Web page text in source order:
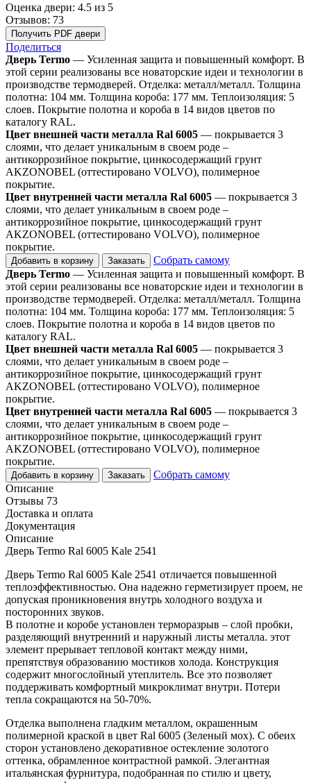
Оценка двери: 4.5 из 5
Отзывов: 73
Получить PDF двери
Поделиться
Дверь Termo — Усиленная защита и повышенный комфорт. В
этой серии реализованы все новаторские идеи и технологии в
производстве термодверей. Отделка: металл/металл. Толщина
полотна: 104 мм. Толщина короба: 177 мм. Теплоизоляция: 5
слоев. Покрытие полотна и короба в 14 видов цветов по
каталогу RAL.
Цвет внешней части металла Ral 6005 — покрывается 3
слоями, что делает уникальным в своем роде –
антикоррозийное покрытие, цинкосодержащий грунт
AKZONOBEL (оттестировано VOLVO), полимерное
покрытие.
Цвет внутренней части металла Ral 6005 — покрывается 3
слоями, что делает уникальным в своем роде –
антикоррозийное покрытие, цинкосодержащий грунт
AKZONOBEL (оттестировано VOLVO), полимерное
покрытие.
Добавить в корзину Заказать
Собрать самому
Дверь Termo — Усиленная защита и повышенный комфорт. В
этой серии реализованы все новаторские идеи и технологии в
производстве термодверей. Отделка: металл/металл. Толщина
полотна: 104 мм. Толщина короба: 177 мм. Теплоизоляция: 5
слоев. Покрытие полотна и короба в 14 видов цветов по
каталогу RAL.
Цвет внешней части металла Ral 6005 — покрывается 3
слоями, что делает уникальным в своем роде –
антикоррозийное покрытие, цинкосодержащий грунт
AKZONOBEL (оттестировано VOLVO), полимерное
покрытие.
Цвет внутренней части металла Ral 6005 — покрывается 3
слоями, что делает уникальным в своем роде –
антикоррозийное покрытие, цинкосодержащий грунт
AKZONOBEL (оттестировано VOLVO), полимерное
покрытие.
Добавить в корзину Заказать
Собрать самому
Описание
Отзывы 73
Доставка и оплата
Документация
Описание
Дверь Termo Ral 6005 Kale 2541
Дверь Termo Ral 6005 Kale 2541 отличается повышенной
теплоэффективностью. Она надежно герметизирует проем, не
допуская проникновения внутрь холодного воздуха и
посторонних звуков.
В полотне и коробе установлен терморазрыв – слой пробки,
разделяющий внутренний и наружный листы металла. этот
элемент прерывает тепловой контакт между ними,
препятствуя образованию мостиков холода. Конструкция
содержит многослойный утеплитель. Все это позволяет
поддерживать комфортный микроклимат внутри. Потери
тепла сокращаются на 50-70%.
Отделка выполнена гладким металлом, окрашенным
полимерной краской в цвет Ral 6005 (Зеленый мох). С обеих
сторон установлено декоративное остекление золотого
оттенка, обрамленное контрастной рамкой. Элегантная
итальянская фурнитура, подобранная по стилю и цвету,